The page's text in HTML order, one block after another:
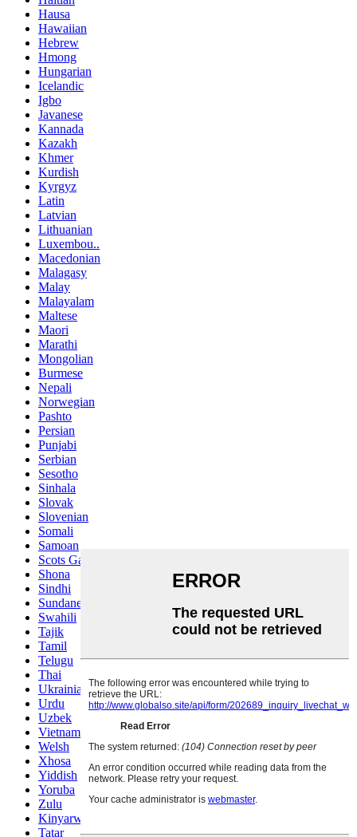
Hausa
Hawaiian
Hebrew
Hmong
Hungarian
Icelandic
Igbo
Javanese
Kannada
Kazakh
Khmer
Kurdish
Kyrgyz
Latin
Latvian
Lithuanian
Luxembou..
Macedonian
Malagasy
Malay
Malayalam
Maltese
Maori
Marathi
Mongolian
Burmese
Nepali
Norwegian
Pashto
Persian
Punjabi
Serbian
Sesotho
Sinhala
Slovak
Slovenian
Somali
Samoan
Scots Gaelic
Shona
Sindhi
Sundanese
Swahili
Tajik
Tamil
Telugu
Thai
Ukrainian
Urdu
Uzbek
Vietnamese
Welsh
Xhosa
Yiddish
Yoruba
Zulu
Kinyarwanda
Tatar